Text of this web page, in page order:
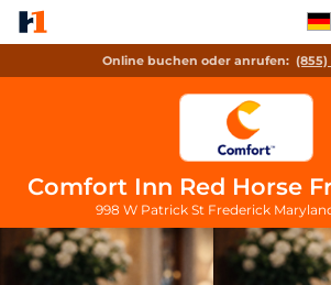
Online buchen oder anrufen: (855)
Comfort Inn Red Horse
998 W Patrick St Frederick